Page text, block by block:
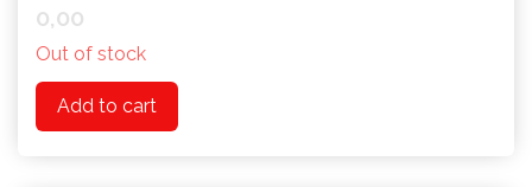
0,00
Out of stock
Add to cart